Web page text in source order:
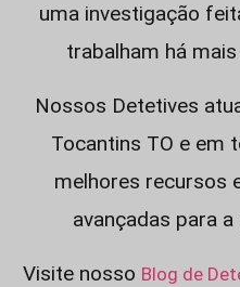
uma investigação
trabalham há
Nossos Detetives
Tocantins TO e em
melhores recursos
avançadas para
Visite nosso Blog de